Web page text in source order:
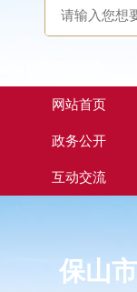
网站首页
政务公开
互动交流
保山